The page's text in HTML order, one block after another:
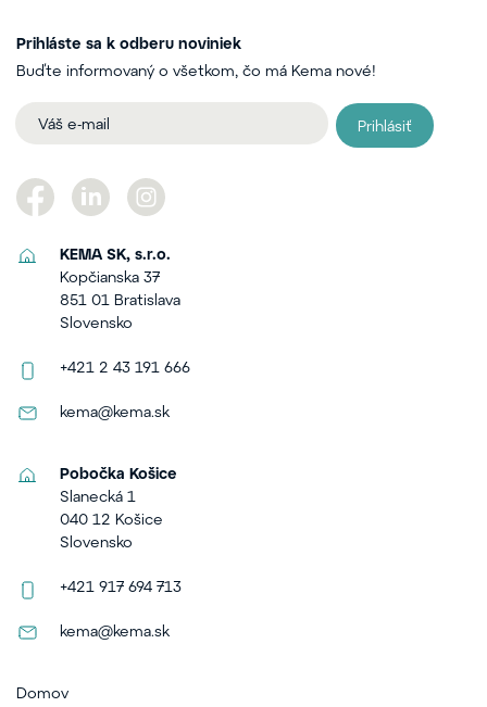
Prihláste sa k odberu noviniek
Buďte informovaný o všetkom, čo má Kema nové!
Prihlásiť
KEMA SK, s.r.o.
Kopčianska 37
851 01 Bratislava
Slovensko
+421 2 43 191 666
kema@kema.sk
Pobočka Košice
Slanecká 1
040 12 Košice
Slovensko
+421 917 694 713
kema@kema.sk
Domov